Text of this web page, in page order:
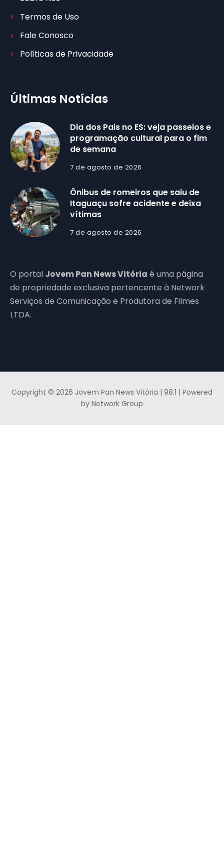
Termos de Uso
Fale Conosco
Políticas de Privacidade
Últimas Notícias
Dia dos Pais no ES: veja passeios e
programação cultural para o fim
de semana
7 de agosto de 2026
Ônibus de romeiros que saiu de
Itaguaçu sofre acidente e deixa
vítimas
7 de agosto de 2026
O portal Jovem Pan News Vitória é uma página
de propriedade exclusiva pertencente à Network
Serviços de Comunicação e Produtora de Filmes
LTDA.
Copyright © 2026 Jovem Pan News Vitória | 98.1 | Powered
by Network Group